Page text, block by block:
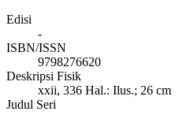
Edisi
-
ISBN/ISSN
9798276620
Deskripsi Fisik
xxii, 336 Hal.: Ilus.; 26 cm
Judul Seri